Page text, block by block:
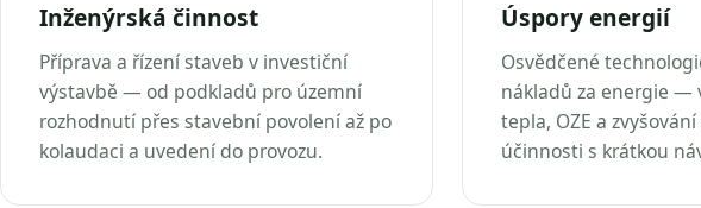
Inženýrská činnost
Příprava a řízení staveb v investiční
výstavbě — od podkladů pro územní
rozhodnutí přes stavební povolení až po
kolaudaci a uvedení do provozu.
Úspory energií
Osvědčené
nákladů za energie —
tepla, OZE a
účinnosti s krátkou